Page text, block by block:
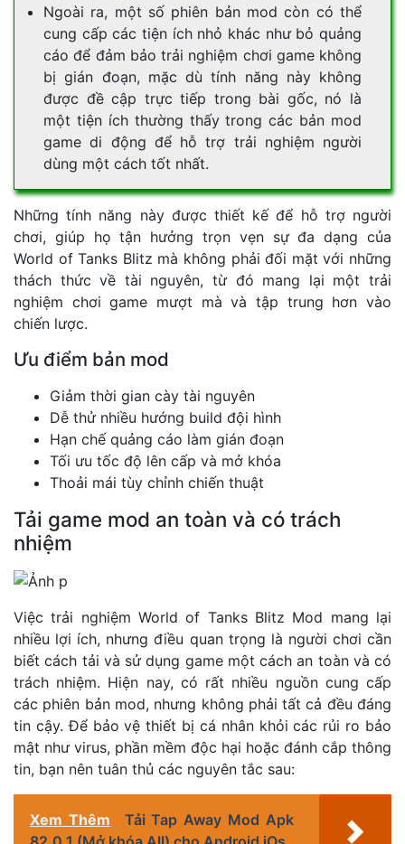
Ngoài ra, một số phiên bản mod còn có thể
cung cấp các tiện ích nhỏ khác như bỏ quảng
cáo để đảm bảo trải nghiệm chơi game không
bị gián đoạn, mặc dù tính năng này không
được đề cập trực tiếp trong bài gốc, nó là
một tiện ích thường thấy trong các bản mod
game di động để hỗ trợ trải nghiệm người
dùng một cách tốt nhất.
Những tính năng này được thiết kế để hỗ trợ người
chơi, giúp họ tận hưởng trọn vẹn sự đa dạng của
World of Tanks Blitz mà không phải đối mặt với những
thách thức về tài nguyên, từ đó mang lại một trải
nghiệm chơi game mượt mà và tập trung hơn vào
chiến lược.
Ưu điểm bản mod
Giảm thời gian cày tài nguyên
Dễ thử nhiều hướng build đội hình
Hạn chế quảng cáo làm gián đoạn
Tối ưu tốc độ lên cấp và mở khóa
Thoải mái tùy chỉnh chiến thuật
Tải game mod an toàn và có trách
nhiệm
Việc trải nghiệm World of Tanks Blitz Mod mang lại
nhiều lợi ích, nhưng điều quan trọng là người chơi cần
biết cách tải và sử dụng game một cách an toàn và có
trách nhiệm. Hiện nay, có rất nhiều nguồn cung cấp
các phiên bản mod, nhưng không phải tất cả đều đáng
tin cậy. Để bảo vệ thiết bị cá nhân khỏi các rủi ro bảo
mật như virus, phần mềm độc hại hoặc đánh cắp thông
tin, bạn nên tuân thủ các nguyên tắc sau:
Xem Thêm
Tải Tap Away Mod Apk